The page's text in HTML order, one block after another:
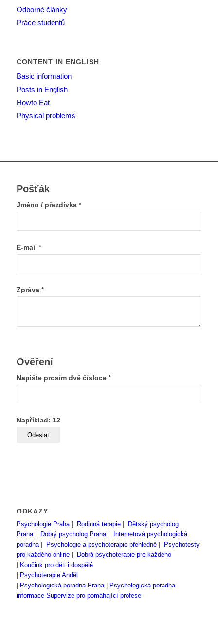
Odborné články
Práce studentů
CONTENT IN ENGLISH
Basic information
Posts in English
Howto Eat
Physical problems
Pošťák
Jméno / přezdívka *
E-mail *
Zpráva *
Ověření
Napište prosím dvě čísloce *
Například: 12
ODKAZY
Psychologie Praha| Rodinná terapie|
Dětský psycholog
Praha| Dobrý psycholog Praha|
Internetová psychologická
poradna| Psychologie a psychoterapie přehledně|
Psychotesty
pro každého online|
Dobrá psychoterapie pro každého
Koučink pro děti i dospělé
Psychoterapie Anděl
Psychologická poradna Praha|
Psychologická poradna -
informace Supervize pro pomáhající profese